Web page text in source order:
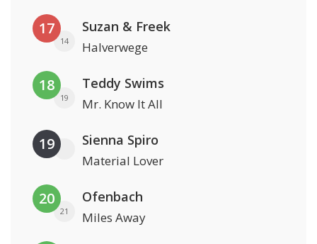
17
14
Suzan & Freek
Halverwege
18
19
Teddy Swims
Mr. Know It All
19 Sienna Spiro
Material Lover
20
21
Ofenbach
Miles Away